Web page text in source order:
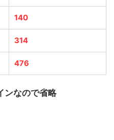
140
314
476
ンなので省略